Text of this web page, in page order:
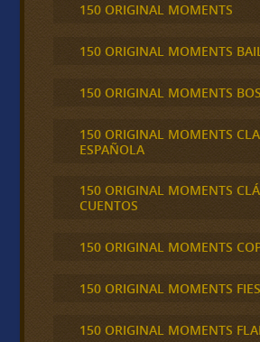
150 ORIGINAL MOMENTS
150 ORIGINAL MOMENTS
150 ORIGINAL MOMENTS
150 ORIGINAL MOMENTS
ESPAÑOLA
150 ORIGINAL MOMENTS
CUENTOS
150 ORIGINAL MOMENTS
150 ORIGINAL MOMENTS
150 ORIGINAL MOMENTS